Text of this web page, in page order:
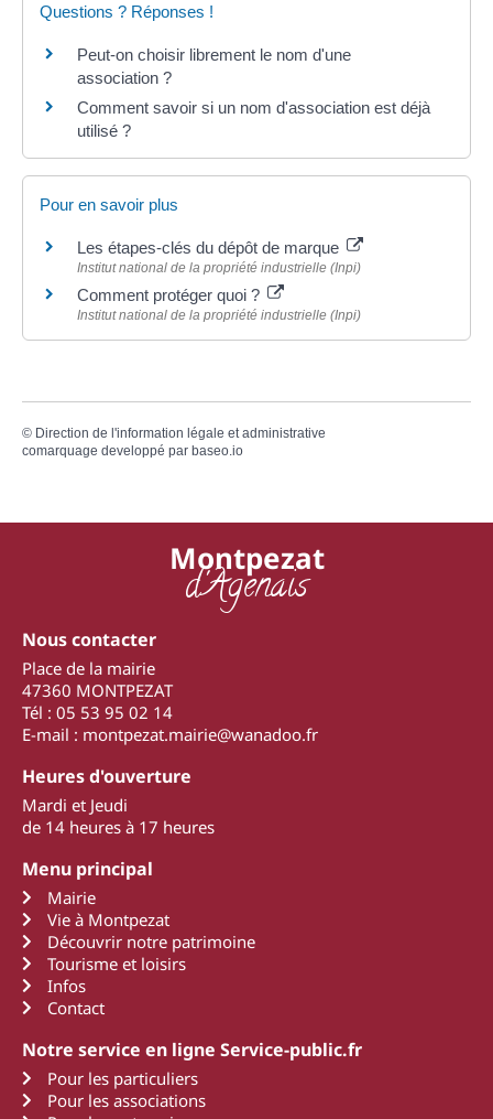
Questions ? Réponses !
Peut-on choisir librement le nom d'une
association ?
Comment savoir si un nom d'association est déjà
utilisé ?
Pour en savoir plus
Les étapes-clés du dépôt de marque
Institut national de la propriété industrielle (Inpi)
Comment protéger quoi ?
Institut national de la propriété industrielle (Inpi)
© Direction de l'information légale et administrative
comarquage developpé par baseo.io
Montpezat
d'Agenais
Nous contacter
Place de la mairie
47360 MONTPEZAT
Tél : 05 53 95 02 14
E-mail : montpezat.mairie@wanadoo.fr
Heures d'ouverture
Mardi et Jeudi
de 14 heures à 17 heures
Menu principal
Mairie
Vie à Montpezat
Découvrir notre patrimoine
Tourisme et loisirs
Infos
Contact
Notre service en ligne Service-public.fr
Pour les particuliers
Pour les associations